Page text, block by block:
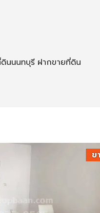
นนนทบุรี ฝากขายที่ดิน
ข